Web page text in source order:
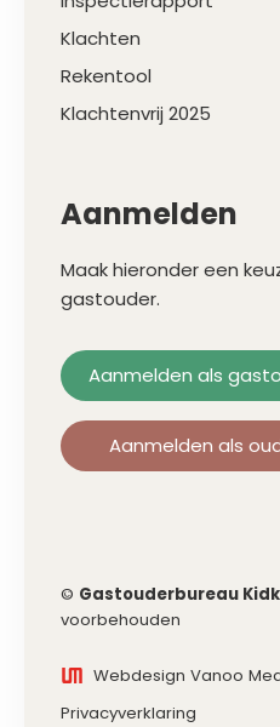
Klachten
Rekentool
Klachtenvrij 2025
Aanmelden
Maak hieronder een
gastouder.
Aanmelden als
Aanmelden als
© Gastouderbureau
voorbehouden
Webdesign Vanoo
Privacyverklaring